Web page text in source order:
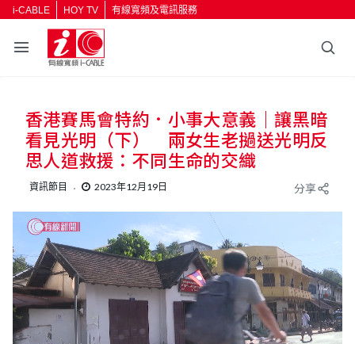
i-CABLE HOY TV 有線寬頻及電訊服務
香港賽馬會特約．小事大意義｜讓黑暗
看見光明（下） 兩女生老撾送光明反
思人道救援：不同生命的交織
資訊節目 2023年12月19日 分享